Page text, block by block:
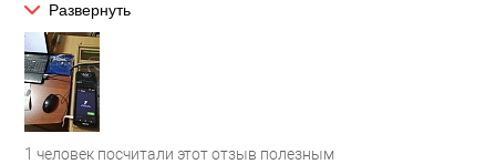
понятный интерфейс, простота эксплуатации. В общем,
отличное касса за свою цену. Конечно, есть свои
недоработки, например, остатки товара не отображаются
при продаже, иногда это бывает необходимо. Но в целом, все
хорошо.
Развернуть
1 человек посчитали этот отзыв полезным